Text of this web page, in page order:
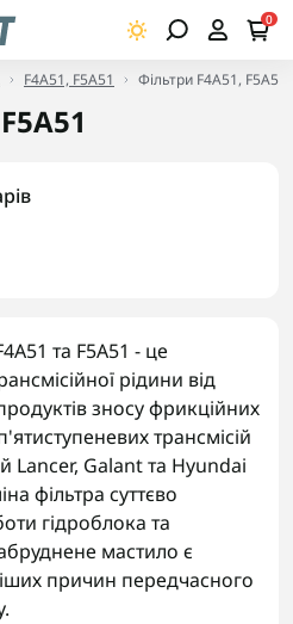
0
F4A51, F5A51 Фільтри F4A51, F5A51
та F5A51 - це
рідини від
зносу фрикційних
трансмісій
Galant та Hyundai
фільтра суттєво
гідроблока та
мастило є
причин передчасного